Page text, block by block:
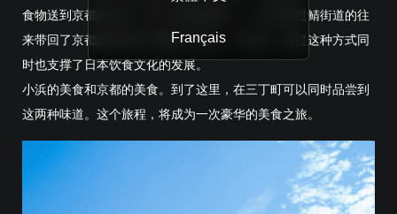
食物送到京都的过程。除了运输海鲜外，人们还通过鲭街道的往
来带回了京都的需求并不断进行改良。可以说，通过这种方式同
时也支撑了日本饮食文化的发展。
小浜的美食和京都的美食。到了这里，在三丁町可以同时品尝到
这两种味道。这个旅程，将成为一次豪华的美食之旅。
Français